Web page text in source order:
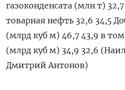
газоконденсата (млн т)
товарная нефть 32,6 34,5
(млрд куб м) 46,7 43,9 в
(млрд куб м) 34,9 32,6
Дмитрий Антонов)